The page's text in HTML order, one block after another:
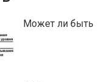
Может ли быть